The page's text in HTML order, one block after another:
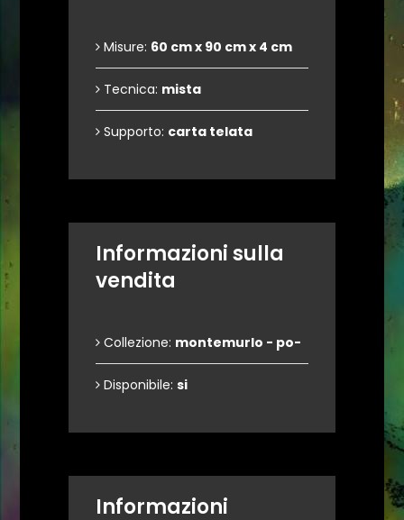
Misure: 60 cm x 90 cm x 4 cm
Tecnica: mista
Supporto: carta telata
Informazioni sulla
vendita
Collezione: montemurlo - po-
Disponibile: si
Informazioni